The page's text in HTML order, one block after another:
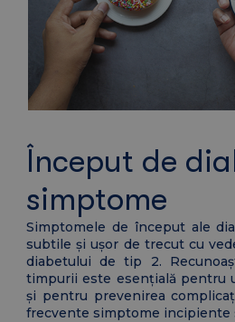
Început de
simptome
Simptomele de început ale
subtile și ușor de trecut cu
diabetului de tip 2.
timpurii este esențială pentru
și pentru prevenirea
frecvente simptome incipiente